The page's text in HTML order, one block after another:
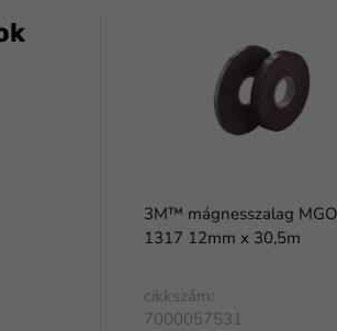
3M™ mágnesszalag MGO
1317 12mm x 30,5m
cikkszám:
7000057531